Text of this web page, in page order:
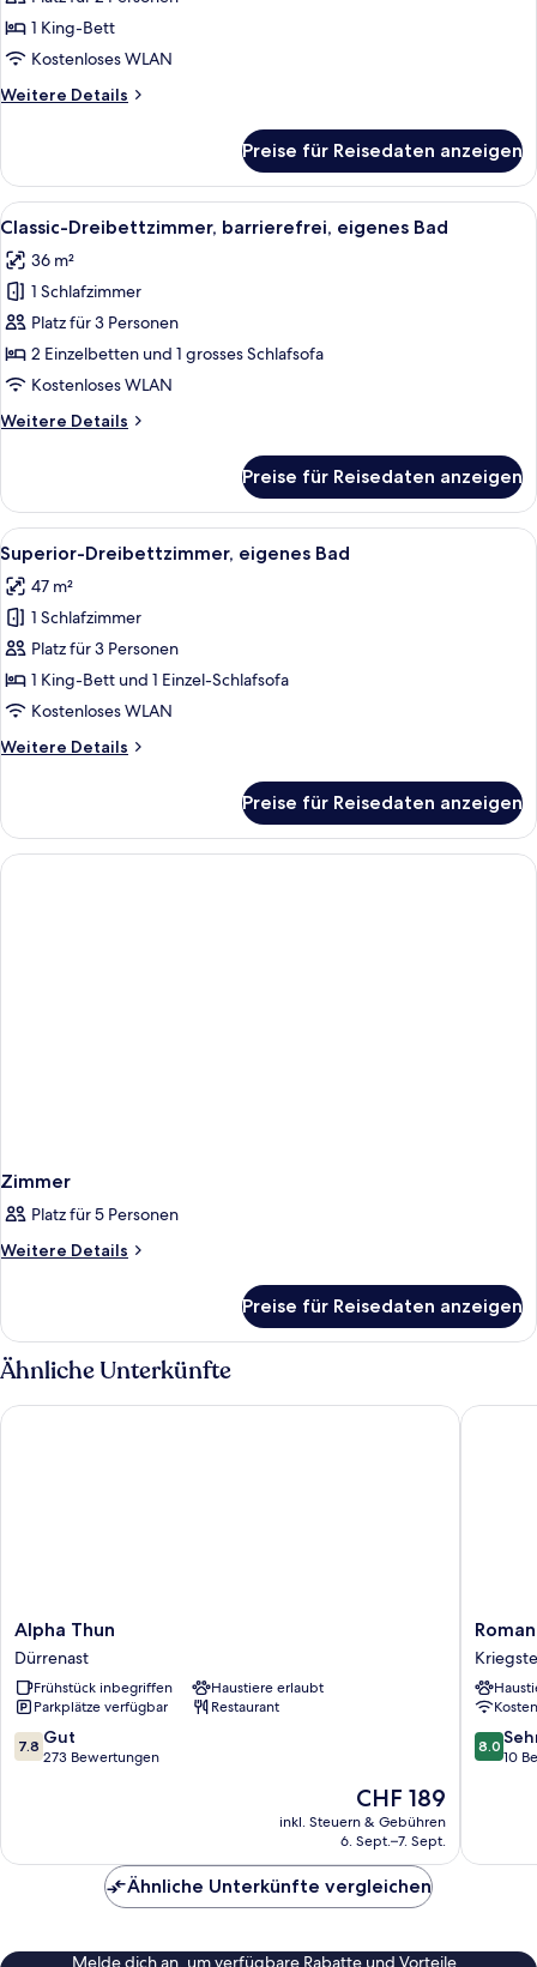
eigenes
Bad
1 King-Bett
Kostenloses WLAN
Weitere Details
Weitere
Doppelzimmer,
eigenes
Bad
Preise für Reisedaten anzeigen
Alle
Fotos
für
Classic-
Dreibettzimmer,
barrierefrei,
eigenes
anzeigen
Ein Hotelzimmer mit einem
5
Classic-Dreibettzimmer, barrierefrei, eigenes Bad
36 m²
1 Schlafzimmer
Platz für 3 Personen
2 Einzelbetten und 1 grosses Schlafsofa
Kostenloses WLAN
Weitere Details
Weitere
Dreibettzimmer,
barrierefrei,
eigenes
Bad
Preise für Reisedaten anzeigen
Alle
Fotos
für
Superior-
Dreibettzimmer,
eigenes
Bad
Ein Hotelzimmer mit zwei Betten,
4
Superior-Dreibettzimmer, eigenes Bad
47 m²
1 Schlafzimmer
Platz für 3 Personen
1 King-Bett und 1 Einzel-Schlafsofa
Kostenloses WLAN
Weitere Details
Weitere
Dreibettzimmer,
eigenes
Bad
Preise für Reisedaten anzeigen
Zimmer
Platz für 5 Personen
Weitere Details
Weitere
Preise für Reisedaten anzeigen
Ähnliche Unterkünfte
Alpha
Thun
Dürrenast
Alpha Thun
Dürrenast
Frühstück inbegriffen
Haustiere erlaubt
Parkplätze verfügbar
Restaurant
7.8
von
7.8 Gut
273 Bewertungen
Der
Preis
beträgt
CHF 189
inkl. Steuern & Gebühren
6. Sept.–7. Sept.
Alpha Thun
Hotel
&
Sternen
8.0
von
8.0
10
Ähnliche Unterkünfte vergleichen
Melde dich an, um verfügbare Rabatte und Vorteile